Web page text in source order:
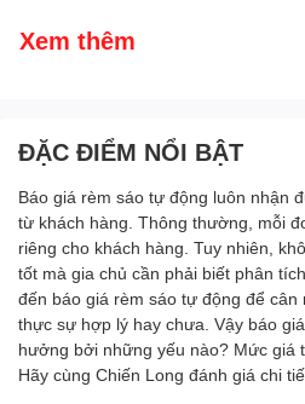
Xem thêm
ĐẶC ĐIỂM NỔI BẬT
Báo giá rèm sáo tự động luôn nhận
từ khách hàng. Thông thường, mỗi
riêng cho khách hàng. Tuy nhiên,
tốt mà gia chủ cần phải biết phân
đến báo giá rèm sáo tự động để cân
thực sự hợp lý hay chưa. Vậy báo
hưởng bởi những yếu nào? Mức giá
Hãy cùng Chiến Long đánh giá chi